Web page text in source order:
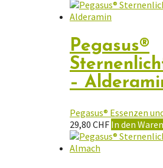
Pegasus®
–
Pegasus® Essenzen
29,80 CHF In den